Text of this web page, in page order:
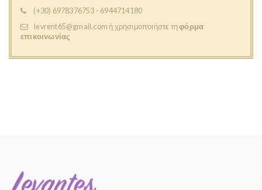
(+30) 6978376753 - 6944714180
levrent65@gmail.com ή χρησιμοποιήστε τηφόρμα
επικοινωνίας